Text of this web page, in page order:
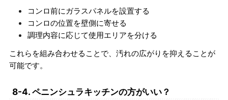
コンロ前にガラスパネルを設置する
コンロの位置を壁側に寄せる
調理内容に応じて使用エリアを分ける
これらを組み合わせることで、汚れの広がりを抑えることが
可能です。
8-4. ペニンシュラキッチンの方がいい？